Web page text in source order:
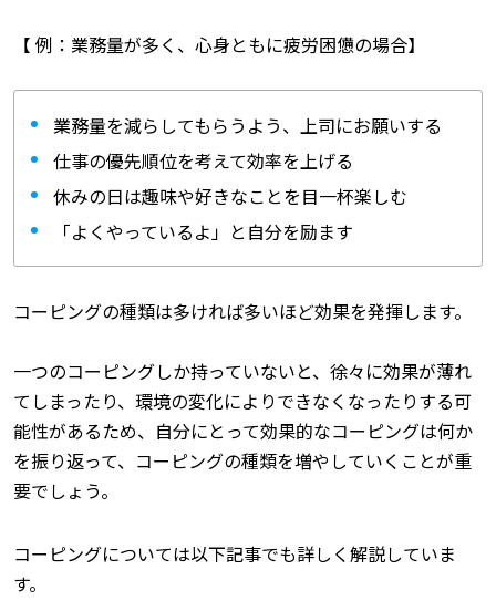
【 例：業務量が多く、心身ともに疲労困憊の場合】
業務量を減らしてもらうよう、上司にお願いする
仕事の優先順位を考えて効率を上げる
休みの日は趣味や好きなことを目一杯楽しむ
「よくやっているよ」と自分を励ます
コーピングの種類は多ければ多いほど効果を発揮します。
一つのコーピングしか持っていないと、徐々に効果が薄れ
てしまったり、環境の変化によりできなくなったりする可
能性があるため、自分にとって効果的なコーピングは何か
を振り返って、コーピングの種類を増やしていくことが重
要でしょう。
コーピングについては以下記事でも詳しく解説していま
す。